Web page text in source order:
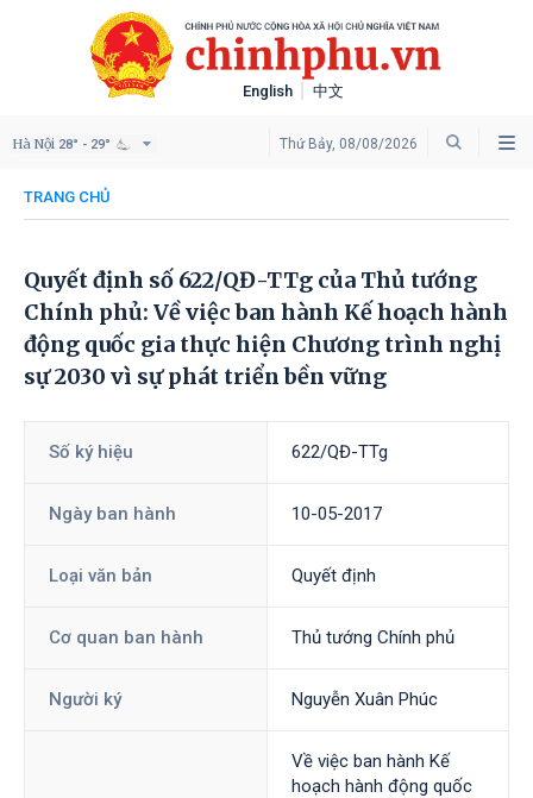
English 中文
Thứ Bảy, 08/08/2026
Hà Nội 28° - 29°
TRANG CHỦ
Quyết định số 622/QĐ-TTg của Thủ tướng
Chính phủ: Về việc ban hành Kế hoạch hành
động quốc gia thực hiện Chương trình nghị
sự 2030 vì sự phát triển bền vững
Số ký hiệu 622/QĐ-TTg
Ngày ban hành 10-05-2017
Loại văn bản Quyết định
Cơ quan ban hành Thủ tướng Chính phủ
Người ký Nguyễn Xuân Phúc
Về việc ban hành Kế
hoạch hành động quốc